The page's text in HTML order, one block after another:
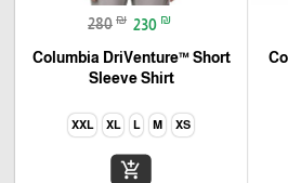
280 ₪ 230 ₪
Columbia DriVenture™ Short
Sleeve Shirt
XS
M
L
XL
XXL
add_shopping_cart